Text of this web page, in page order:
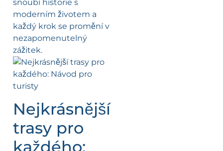
snoubí historie s
moderním životem a
každý krok se promění v
nezapomenutelný
zážitek.
Nejkrásnější
trasy pro
každého: